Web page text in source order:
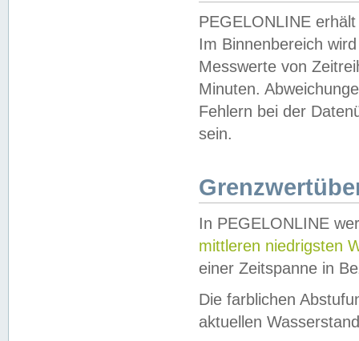
PEGELONLINE
Im Binnenbereich
Messwerte von
Minuten.
Fehlern bei der
sein.
In PEGELONLINE
mittleren niedrigsten
einer Zeitspanne in
Die farblichen
aktuellen